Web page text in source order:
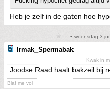
Heb je zelf in de gaten hoe
• woensdag 3
Irmak_Spermabak
Kwak in
Joodse Raad haalt bakzeil bij
Blaf me vol